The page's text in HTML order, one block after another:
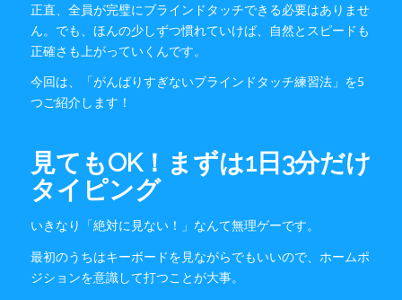
正直、全員が完璧にブラインドタッチできる必要はありませ
ん。でも、ほんの少しずつ慣れていけば、自然とスピードも
正確さも上がっていくんです。
今回は、「がんばりすぎないブラインドタッチ練習法」を5
つご紹介します！
見てもOK！まずは1日3分だけ
タイピング
いきなり「絶対に見ない！」なんて無理ゲーです。
最初のうちはキーボードを見ながらでもいいので、ホームポ
ジションを意識して打つことが大事。